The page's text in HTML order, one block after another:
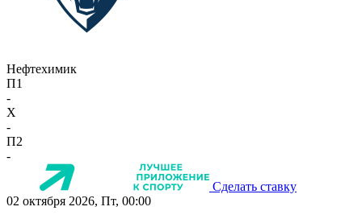
Нефтехимик
П1
-
X
-
П2
-
Сделать ставку
02 октября 2026, Пт, 00:00